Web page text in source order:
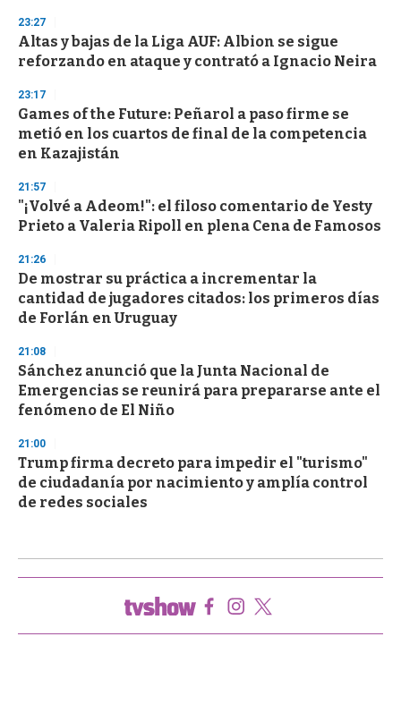
d
s
23:27
Altas y bajas de la Liga AUF: Albion se sigue
reforzando en ataque y contrató a Ignacio Neira
23:17
Games of the Future: Peñarol a paso firme se
metió en los cuartos de final de la competencia
en Kazajistán
21:57
"¡Volvé a Adeom!": el filoso comentario de Yesty
Prieto a Valeria Ripoll en plena Cena de Famosos
21:26
De mostrar su práctica a incrementar la
cantidad de jugadores citados: los primeros días
de Forlán en Uruguay
21:08
Sánchez anunció que la Junta Nacional de
Emergencias se reunirá para prepararse ante el
fenómeno de El Niño
21:00
Trump firma decreto para impedir el "turismo"
de ciudadanía por nacimiento y amplía control
de redes sociales